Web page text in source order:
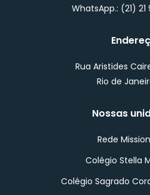
WhatsApp.: (21)
Rua Aristides
Rio de
Nossas
Rede
Colégio Stella
Colégio Sagrado